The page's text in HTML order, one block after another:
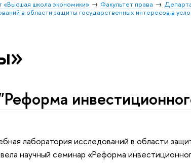
«Высшая школа экономики» Факультет права
в области защиты государственных интересов в
лаборатория исследований в области
научный семинар «Реформа